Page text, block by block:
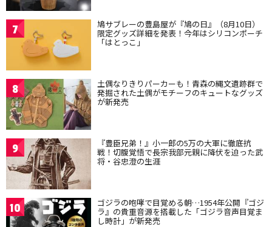
7 鳩サブレーの豊島屋が『鳩の日』（8月10日）
限定グッズ詳細を発表！今年はシリコンポーチ
「はとっこ」
8 土偶なりきりパーカーも！青森の縄文遺跡群で
発掘された土偶がモチーフのキュートなグッズ
が新発売
9 『豊臣兄弟！』小一郎の5万の大軍に徹底抗
戦！切腹覚悟で長宗我部元親に降伏を迫った武
将・谷忠澄の生涯
10 ゴジラの咆哮で目覚める朝…1954年公開『ゴジ
ラ』の貴重音源を搭載した「ゴジラ音声目覚ま
し時計」が新発売